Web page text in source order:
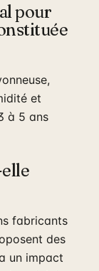
pour
et
à 5 ans
fabricants
des
un impact